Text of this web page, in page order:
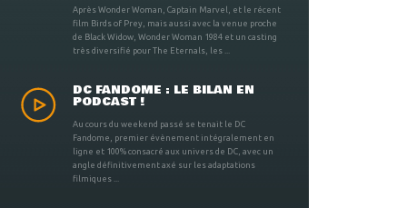
Après Wonder Woman, Captain Marvel, et le récent
film Birds of Prey, mais aussi avec la venue proche
de Black Widow, Wonder Woman 1984 et un casting
très diversifié pour The Eternals, les ...
DC FANDOME : LE BILAN EN
PODCAST !
Au cours du weekend passé se tenait le DC
Fandome, premier évènement intégralement en
ligne et 100% consacré aux univers de DC, avec un
angle définitivement axé sur les adaptations
filmiques ...